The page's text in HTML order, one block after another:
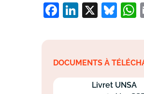
Facebook
LinkedIn
X
DOCUMENTS À
Livret UNSA